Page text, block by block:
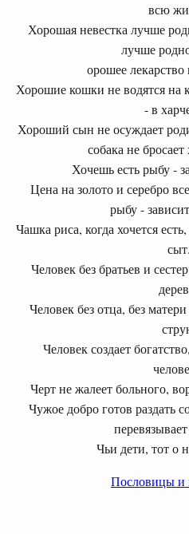
всю
Хорошая невестка лучше
лучше
орошее лекарство
Хорошие кошки не водятся на
- в
Хороший сын не осуждает
собака не бросает
Хочешь есть рыбу -
Цена на золото и серебро
рыбу -
Чашка риса, когда хочется
сыт.
Человек без братьев и
Человек без отца, без
Человек создает
Черт не жалеет больного,
Чужое добро готов раздать
Чьи дети, тот о
Пословицы и